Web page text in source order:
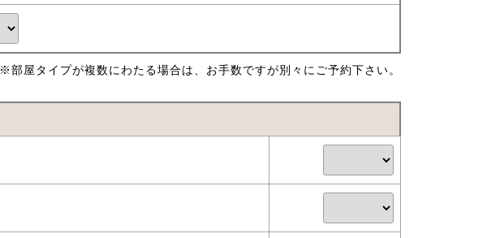
※部屋タイプが複数にわたる場合は、お手数ですが別々にご予約下さい。